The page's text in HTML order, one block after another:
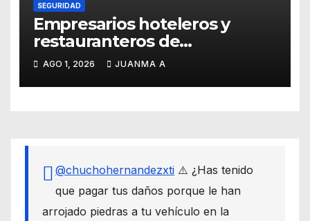
SEGURIDAD
Empresarios hoteleros y
restauranteros de
Guanajuato buscan frenar
intentos de extorsión
AGO 1, 2026 JUANMA A
@chuchohernandezxti ⚠️ ¿Has tenido
que pagar tus daños porque le han
arrojado piedras a tu vehículo en la